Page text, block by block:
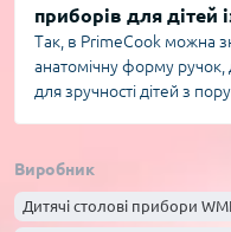
приборів для дітей
Так, в PrimeCook можна
анатомічну форму ручок,
для зручності дітей з
Виробник
Дитячі столові прибори